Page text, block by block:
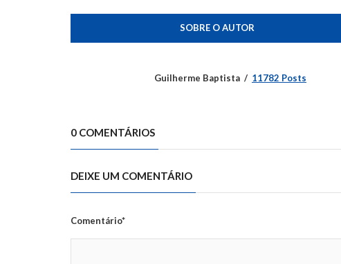
SOBRE O AUTOR
Guilherme Baptista 11782 Posts
0 COMENTÁRIOS
DEIXE UM COMENTÁRIO
Comentário*